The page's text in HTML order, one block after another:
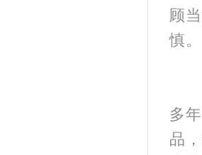
顾
慎。
多
品